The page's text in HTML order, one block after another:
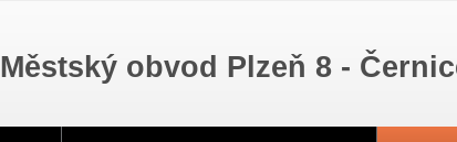
Městský obvod Plzeň 8 -